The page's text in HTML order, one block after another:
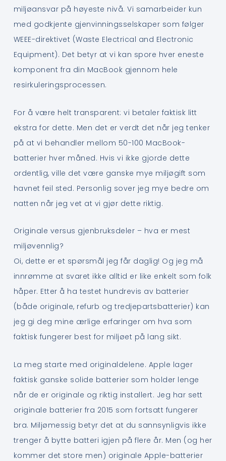
miljøansvar på høyeste nivå. Vi samarbeider kun
med godkjente gjenvinningsselskaper som følger
WEEE-direktivet (Waste Electrical and Electronic
Equipment). Det betyr at vi kan spore hver eneste
komponent fra din MacBook gjennom hele
resirkuleringsprocessen.
For å være helt transparent: vi betaler faktisk litt
ekstra for dette. Men det er verdt det når jeg tenker
på at vi behandler mellom 50-100 MacBook-
batterier hver måned. Hvis vi ikke gjorde dette
ordentlig, ville det være ganske mye miljøgift som
havnet feil sted. Personlig sover jeg mye bedre om
natten når jeg vet at vi gjør dette riktig.
Originale versus gjenbruksdeler – hva er mest
miljøvennlig?
Oi, dette er et spørsmål jeg får daglig! Og jeg må
innrømme at svaret ikke alltid er like enkelt som folk
håper. Etter å ha testet hundrevis av batterier
(både originale, refurb og tredjepartsbatterier) kan
jeg gi deg mine ærlige erfaringer om hva som
faktisk fungerer best for miljøet på lang sikt.
La meg starte med originaldelene. Apple lager
faktisk ganske solide batterier som holder lenge
når de er originale og riktig installert. Jeg har sett
originale batterier fra 2015 som fortsatt fungerer
bra. Miljømessig betyr det at du sannsynligvis ikke
trenger å bytte batteri igjen på flere år. Men (og her
kommer det store men) originale Apple-batterier